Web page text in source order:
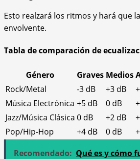
Esto realzará los ritmos y hará que
envolvente.
Tabla de comparación de
Género Graves Medios
Rock/Metal
-3 dB +3 dB
Música Electrónica +5 dB 0 dB
Jazz/Música Clásica 0 dB +2 dB
Pop/Hip-Hop
+4 dB 0 dB
Recomendado: Qué es y cómo